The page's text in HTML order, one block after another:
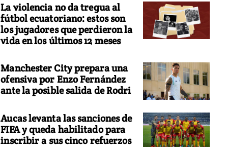
La violencia no da tregua al
fútbol ecuatoriano: estos son
los jugadores que perdieron la
vida en los últimos 12 meses
Manchester City prepara una
ofensiva por Enzo Fernández
ante la posible salida de Rodri
Aucas levanta las sanciones de
FIFA y queda habilitado para
inscribir a sus cinco refuerzos